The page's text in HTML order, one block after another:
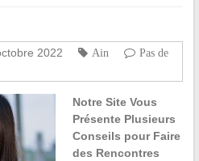
2022 Ain
Pas de
Notre Site Vous
Présente Plusieurs
Conseils pour Faire
des Rencontres